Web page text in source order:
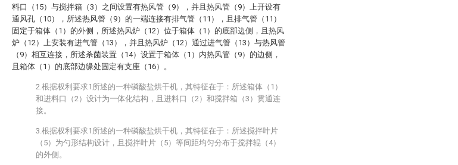
料口（15）与搅拌箱（3）之间设置有热风管（9），并且热风管（9）上开设有
通风孔（10），所述热风管（9）的一端连接有排气管（11），且排气管（11）
固定于箱体（1）的外侧，所述热风炉（12）位于箱体（1）的底部边侧，且热风
炉（12）上安装有进气管（13），并且热风炉（12）通过进气管（13）与热风管
（9）相互连接，所述杀菌装置（14）设置于箱体（1）内热风管（9）的边侧，
且箱体（1）的底部边缘处固定有支座（16）。
2.根据权利要求1所述的一种磷酸盐烘干机，其特征在于：所述箱体（1）
和进料口（2）设计为一体化结构，且进料口（2）和搅拌箱（3）贯通连
接。
3.根据权利要求1所述的一种磷酸盐烘干机，其特征在于：所述搅拌叶片
（5）为勺形结构设计，且搅拌叶片（5）等间距均匀分布于搅拌辊（4）
的外侧。